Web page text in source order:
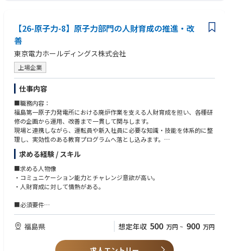
総務・資材・経理・人事いずれかの配属部門において、担当業務の実務経
験を積んでいただきます。
日常業務を通じて業務フローやルールを理解し、正確かつ安定した業務遂
行力を習得いただくとともに、関係部署・協力会社との基本的な調整業務
を経験いただきます。
中期（3〜5年）：
担当領域における主担当として業務を担い、業務改善・効率化の企画や実
行をお任せいたします。
部門内外との調整を主体的に推進し、業務の標準化や生産性向上に寄与い
ただくとともに、後輩指導や小規模プロジェクトのリードなど、リーダー
的役割も担っていただきます。
長期（5年以上）：
管理部門の中核人材として、チームや業務領域のマネジメント経験を積
み、部門運営や組織全体の最適化に貢献いただきます。
将来的には、バックオフィス機能の戦略立案や組織横断的な課題解決に関
与し、発電所全体の運営基盤の強化・経営視点での意思決定に携わってい
ただくことを期待しています。
短期（1〜3年）組織運営の担当として、進捗管理、調達・予算管理、対外
調整業務を担い、業務全体の流れを把握するとともに、運営基盤の安定化
に貢献する。
中期（3〜5年）複数業務を横断的に管理する中核人材として、業務の標準
化・改善を推進し、組織全体の運営高度化および効率化をリードする。
長期（5年以上）組織運営の統括人材として、戦略的な運営方針の立案や
人材育成を担い、遠隔技術活用推進の中核として組織運営を牽引する。
年代別人数構成：50代3名、30代2名、20代2名
■部署の雰囲気
・年齢や立場に関係なく相談しやすく、各人の強みを活かしてチーム全体
で成果を出す風土
・チームの状況や課題を共有しながら、協力して業務を進める環境
術面とプロジェクト推進の両面で経験を積んでいただくことを想定してい
ます。
～具体的には～
・遠隔化案件における要件整理から導入までの一連の推進
・技術的な実現性評価と関係者への提案・説明
・メーカーや施工会社との仕様調整および課題解決
・遠隔化推進で得られた知見の整理・共有、若手への技術継承
・展示会や技術動向調査などによる新技術の情報収集
将来的には複数案件を俯瞰しながらプロジェクトを推進し、遠隔技術の活
用拡大や組織運営にも貢献いただくことを期待しています。
■魅力・やりがい
本ポジションは、世界的にも前例の少ない福島第一原子力発電所の廃炉プ
ロジェクトにおいて、遠隔ロボット活用の中核を担う仕事です。
技術的な挑戦と社会的意義の双方を感じながら業務に取り組むことができ
ます。
～具体的には～
廃炉作業の安全性向上や被ばく低減に直接つながる業務に携われる
要件定義から導入まで一貫して関与し、成果を実感しやすい
メーカー、施工会社、研究機関、大学など多様な専門家と協働できる
遠隔ロボットに関する企画力・技術力・調整力を実務を通じて高められる
現場課題の解決と技術活用の両面に携わることで、自身の専門性を高めな
■歓迎要件
～経験～
・ROSおよびUnreal Engineを使用した、ロボットシミュレーション業務を
3年以上経験している方
～知識・技能～
・デジタルモックアップ(デジタル上での工程設計・加工・作業性検証等)
を活用した業務を3年以上経験している方
【26-原子力-8】原子力部門の人財育成の推進・改
善
東京電力ホールディングス株式会社
上場企業
仕事内容
■職務内容：
福島第一原子力発電所における廃炉作業を支える人財育成を担い、各種研
修の企画から運用、改善まで一貫して関与します。
現場と連携しながら、運転員や新入社員に必要な知識・技能を体系的に整
理し、実効性のある教育プログラムへ落とし込みます。
～具体的には～
・廃炉に必要な技術・知識を整理し、研修プログラムを企画
・運転員向け訓練の計画立案・実施・運用管理
・新入社員向け研修の企画・実施・受講管理
・研修の有効性評価と改善サイクルの推進
企画から評価まで一連のプロセスを回し、継続的に研修の質を高めていく
■職責：
原子力部門の人財育成を推進する中核的な立場として、教育施策の企画・
実行を担います。
求める経験 / スキル
■求める人物像
・コミュニケーション能力とチャレンジ意欲が高い。
・人財育成に対して情熱がある。
■必須要件
～ご経験～
・社員数100人以上規模の企業（教育機関を除く一般企業を想定）におい
て、自社の社員向けに研修の企画、作成、実施等の経験が3年以上ある。
福島県 想定年収 500 万円 ~ 900 万円